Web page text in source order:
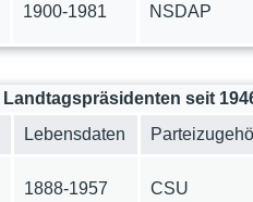
1900-1981 NSDAP
seit
Lebensdaten
1888-1957 CSU